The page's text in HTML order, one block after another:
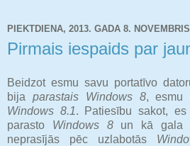
PIEKTDIENA, 2013. GADA 8. NOVEMBRIS
Pirmais iespaids par
Beidzot esmu savu portatīvo
bija parastais Windows 8, esmu
Windows 8.1. Patiesību sakot,
parasto Windows 8un kā gala
neprasījās pēc uzlabotās